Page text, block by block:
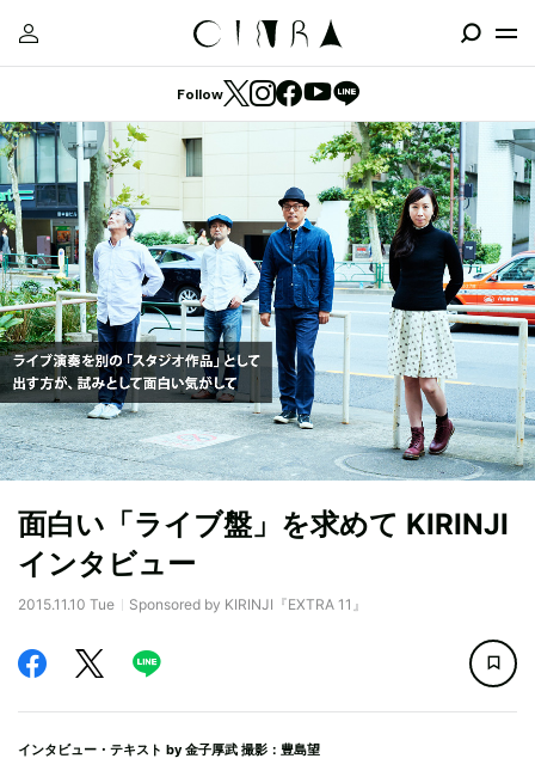
Follow
面白い「ライブ盤」を求めて KIRINJI
インタビュー
2015.11.10 Tue Sponsored by KIRINJI『EXTRA 11』
インタビュー・テキスト by 金子厚武 撮影：豊島望